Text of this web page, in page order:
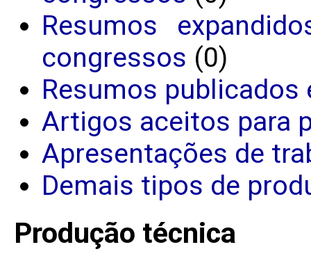
Resumos
congressos (0)
Resumos
Artigos aceitos para
Apresentações de
Demais tipos de
Produção técnica